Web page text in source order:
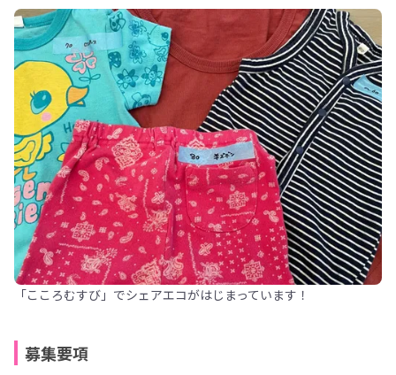
「こころむすび」でシェアエコがはじまっています！
募集要項